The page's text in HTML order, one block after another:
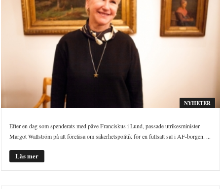
NYHETER
Efter en dag som spenderats med påve Franciskus i Lund, passade utrikesminister
Margot Wallström på att föreläsa om säkerhetspolitik för en fullsatt sal i AF-borgen. ...
Läs mer